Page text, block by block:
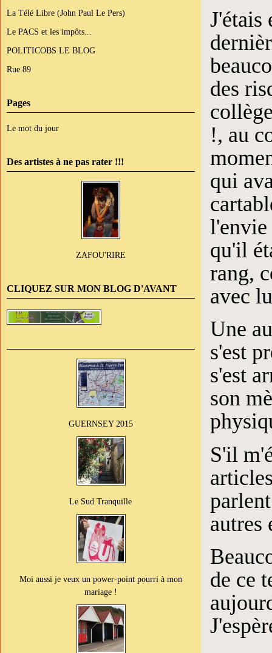
La Télé Libre (John Paul Le Pers)
Le PACS et les impôts...
POLITICOBS LE BLOG
Rue 89
Pages
Le mot du jour
Des artistes à ne pas rater !!!
ZAFOU'RIRE
CLIQUEZ SUR MON BLOG D'AVANT
GUERNSEY 2015
Le Sud Tranquille
Moi aussi je veux un power-point pourri à mon
mariage !
J'étais
des
!, au
qui
l'envie
qu'il
rang,
avec
Une
s'est
s'est
son
S'il
autres
de ce